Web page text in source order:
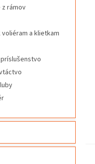
rámov
a klietkam